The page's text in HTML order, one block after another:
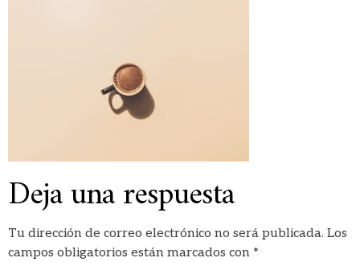
Deja una respuesta
Tu dirección de correo electrónico no será publicada. Los
campos obligatorios están marcados con *